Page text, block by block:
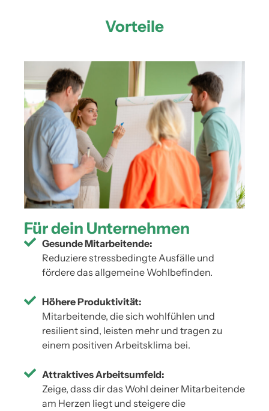
Vorteile
Für dein Unternehmen
Gesunde Mitarbeitende:
Reduziere stressbedingte Ausfälle und
fördere das allgemeine Wohlbefinden.
Höhere Produktivität:
Mitarbeitende, die sich wohlfühlen und
resilient sind, leisten mehr und tragen zu
einem positiven Arbeitsklima bei.
Attraktives Arbeitsumfeld:
Zeige, dass dir das Wohl deiner Mitarbeitende
am Herzen liegt und steigere die